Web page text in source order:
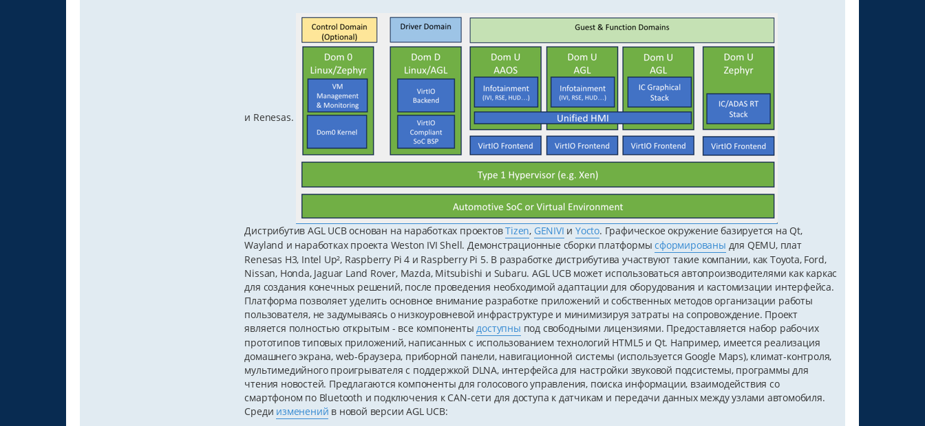
и Renesas.
Дистрибутив AGL UCB основан на наработках проектовTizen, GENIVI и Yocto. Графическое окружение базируется на Qt,
Wayland и наработках проекта Weston IVI Shell. Демонстрационные сборки платформысформированы для QEMU, плат
Renesas H3, Intel Up², Raspberry Pi 4 и Raspberry Pi 5. В разработке дистрибутива участвуют такие компании, как Toyota, Ford,
Nissan, Honda, Jaguar Land Rover, Mazda, Mitsubishi и Subaru. AGL UCB может использоваться автопроизводителями как каркас
для создания конечных решений, после проведения необходимой адаптации для оборудования и кастомизации интерфейса.
Платформа позволяет уделить основное внимание разработке приложений и собственных методов организации работы
пользователя, не задумываясь о низкоуровневой инфраструктуре и минимизируя затраты на сопровождение. Проект
является полностью открытым - все компонентыдоступны под свободными лицензиями. Предоставляется набор рабочих
прототипов типовых приложений, написанных с использованием технологий HTML5 и Qt. Например, имеется реализация
домашнего экрана, web-браузера, приборной панели, навигационной системы (используется Google Maps), климат-контроля,
мультимедийного проигрывателя с поддержкой DLNA, интерфейса для настройки звуковой подсистемы, программы для
чтения новостей. Предлагаются компоненты для голосового управления, поиска информации, взаимодействия со
смартфоном по Bluetooth и подключения к CAN-сети для доступа к датчикам и передачи данных между узлами автомобиля.
Среди изменений в новой версии AGL UCB: